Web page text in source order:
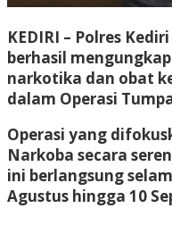
KEDIRI – Polres
berhasil
narkotika dan obat
dalam Operasi
Operasi yang
Narkoba secara
ini berlangsung
Agustus hingga 10